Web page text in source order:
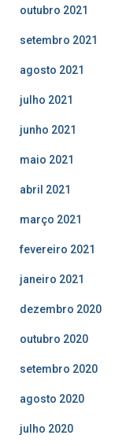
outubro 2021
setembro 2021
agosto 2021
julho 2021
junho 2021
maio 2021
abril 2021
março 2021
fevereiro 2021
janeiro 2021
dezembro 2020
outubro 2020
setembro 2020
agosto 2020
julho 2020